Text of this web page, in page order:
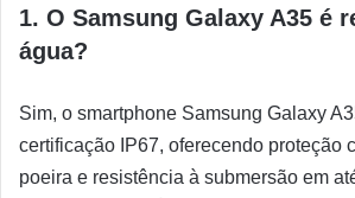
1. O Samsung Galaxy A35 é
água?
Sim, o smartphone Samsung Galaxy
certificação IP67, oferecendo proteção
poeira e resistência à submersão em